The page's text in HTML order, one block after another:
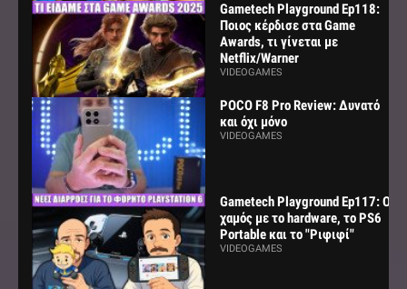
Gametech Playground Ep118:
Ποιος κέρδισε στα Game
Awards, τι γίνεται με
Netflix/Warner
VIDEOGAMES
POCO F8 Pro Review: Δυνατό
και όχι μόνο
VIDEOGAMES
Gametech Playground Ep117: Ο
χαμός με το hardware, το PS6
Portable και το "Ριφιφί"
VIDEOGAMES